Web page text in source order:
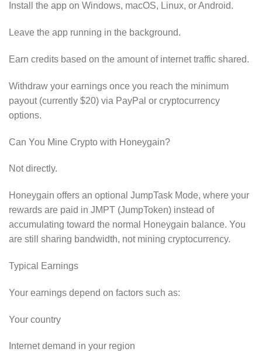
Install the app on Windows, macOS, Linux, or Android.
Leave the app running in the background.
Earn credits based on the amount of internet traffic shared.
Withdraw your earnings once you reach the minimum
payout (currently $20) via PayPal or cryptocurrency
options.
Can You Mine Crypto with Honeygain?
Not directly.
Honeygain offers an optional JumpTask Mode, where your
rewards are paid in JMPT (JumpToken) instead of
accumulating toward the normal Honeygain balance. You
are still sharing bandwidth, not mining cryptocurrency.
Typical Earnings
Your earnings depend on factors such as:
Your country
Internet demand in your region